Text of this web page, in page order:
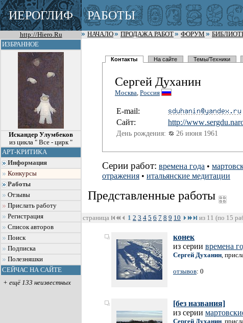
ИЕРОГЛИФ РАБОТЫ
http://Hiero.Ru НАЧАЛО ПРОДАЖА РАБОТ ФОРУМ
ИЗБРАННОЕ
Искандер Улумбеков
из цикла " Все - цирк "
АРТ-КРИТИКА
Информация
Конкурсы
Работы
Отзывы
Прислать работу
Регистрация
Список авторов
Поиск
Подписка
Полезняшки
СЕЙЧАС НА САЙТЕ
+ ещё 133 неизвестных
Контакты На сайте Темы/Техники
Сергей Духанин
Москва, Россия
E-mail:
Сайт:
http://www.sergdu.na
День рождения: 26 июня 1961
Серии работ: времена года •
отражения • итальянские медитации
Представленные работы
страница 1 2 3 4 5 6 7 8 9 10 из 11 (по 15
конек
из серии времена
Сергей Духанин,
отзывов: 0
[без названия]
из серии
Сергей Духанин,